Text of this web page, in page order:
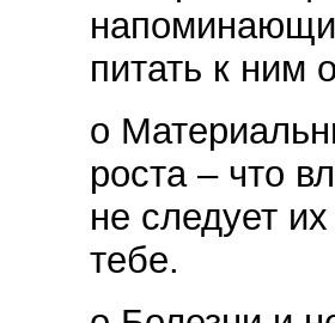
питать к ним
o
роста – что
не следует
тебе.